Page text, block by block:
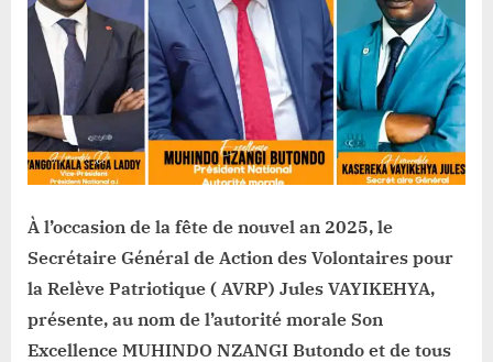
prospérité,
de
bonheur
au
président
Tshisekedi
et
salue
implication
dans
la
réforme
du
À l’occasion de la fête de nouvel an 2025, le
Secrétaire Général de Action des Volontaires pour
la Relève Patriotique ( AVRP) Jules VAYIKEHYA,
présente, au nom de l’autorité morale Son
Excellence MUHINDO NZANGI Butondo et de tous